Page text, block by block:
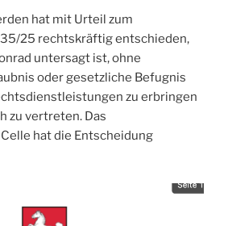
hat mit Urteil zum
25 rechtskräftig entschieden,
untersagt ist, ohne
oder gesetzliche Befugnis
zu erbringen
zu vertreten. Das
hat die Entscheidung